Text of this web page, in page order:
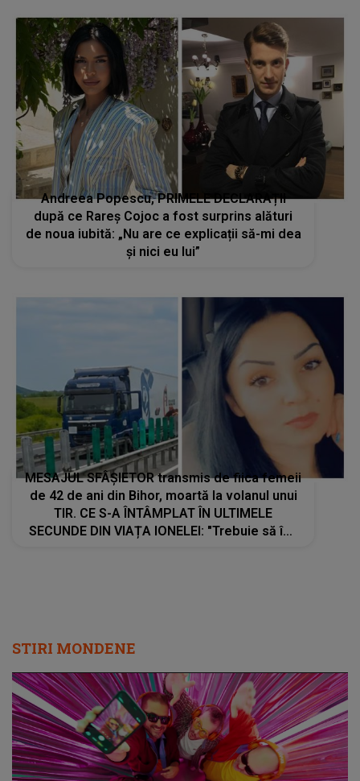
Andreea Popescu, PRIMELE DECLARAȚII
după ce Rareș Cojoc a fost surprins alături
de noua iubită: „Nu are ce explicații să-mi dea
și nici eu lui”
MESAJUL SFÂȘIETOR transmis de fiica femeii
de 42 de ani din Bihor, moartă la volanul unui
TIR. CE S-A ÎNTÂMPLAT ÎN ULTIMELE
SECUNDE DIN VIAȚA IONELEI: "Trebuie să îmi
STIRI MONDENE